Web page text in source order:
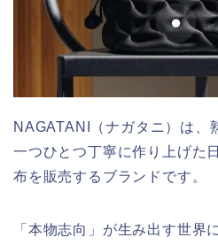
NAGATANI（ナガタニ）は、
一つひとつ丁寧に作り上げた
布を販売するブランドです。
「本物志向」が生み出す世界